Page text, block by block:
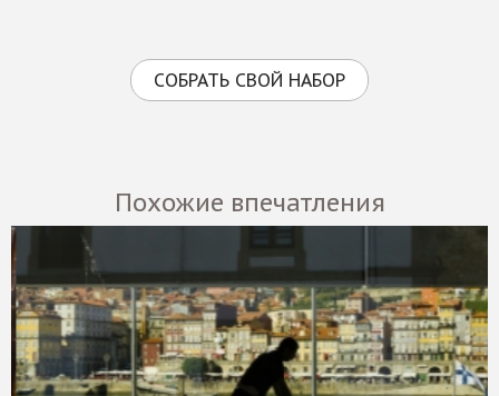
СОБРАТЬ СВОЙ НАБОР
Похожие впечатления